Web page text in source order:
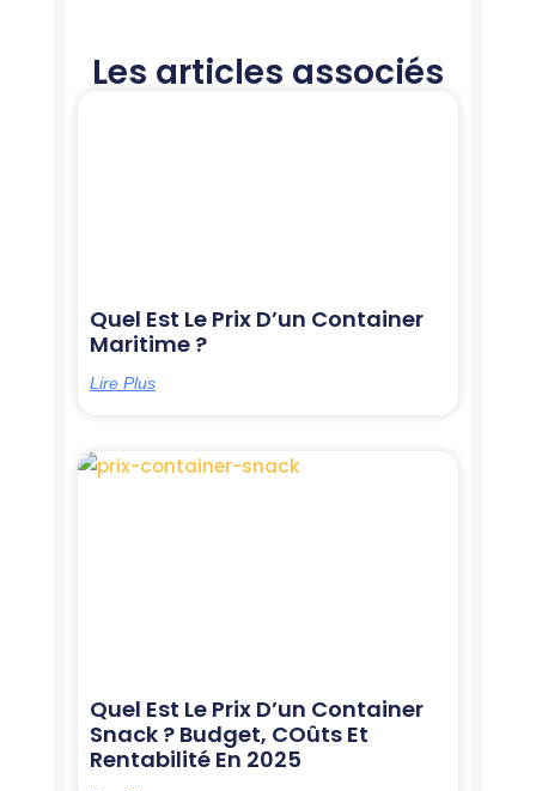
Les articles associés
Quel Est Le Prix D’un Container
Maritime ?
Lire Plus
Quel Est Le Prix D’un Container
Snack ? Budget, COûts Et
Rentabilité En 2025